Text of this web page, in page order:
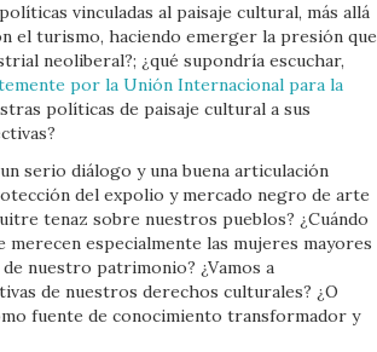
vinculadas al paisaje cultural, más allá
el turismo, haciendo emerger la presión que
neoliberal?; ¿qué supondría escuchar,
por la Unión Internacional para la
políticas de paisaje cultural a sus
serio diálogo y una buena articulación
del expolio y mercado negro de arte
tenaz sobre nuestros pueblos? ¿Cuándo
merecen especialmente las mujeres mayores
nuestro patrimonio? ¿Vamos a
de nuestros derechos culturales? ¿O
fuente de conocimiento transformador y